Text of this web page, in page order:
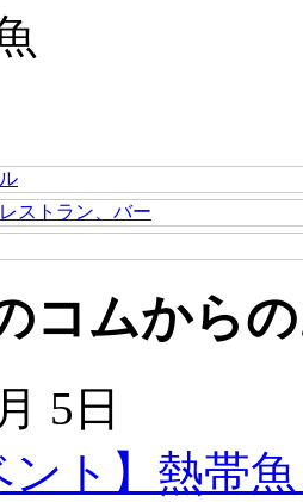
コムから
5日
ント】熱帯